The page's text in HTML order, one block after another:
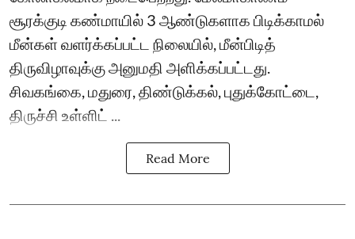
சூரக்குடி கண்மாயில் 3 ஆண்டுகளாக பிடிக்காமல்
மீன்கள் வளர்க்கப்பட்ட நிலையில், மீன்பிடித்
திருவிழாவுக்கு அனுமதி அளிக்கப்பட்டது.
சிவகங்கை, மதுரை, திண்டுக்கல், புதுக்கோட்டை,
திருச்சி உள்ளிட் ...
Read More